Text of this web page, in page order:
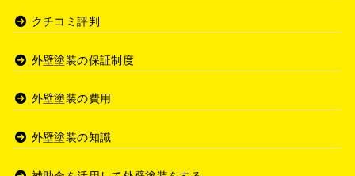
クチコミ評判
外壁塗装の保証制度
外壁塗装の費用
外壁塗装の知識